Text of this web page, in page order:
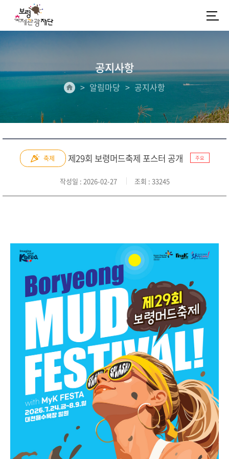
공지사항
알림마당 공지사항
축제 제29회 보령머드축제 포스터 공개 주요
작성일 : 2026-02-27 조회 : 33245